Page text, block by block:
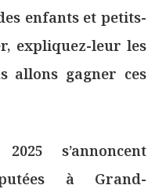
enfants et petits-
expliquez-leur les
allons gagner ces
s’annoncent
à Grand-